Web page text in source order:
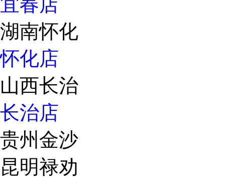
湖南怀化
怀化店
山西长治
长治店
贵州金沙
昆明禄劝